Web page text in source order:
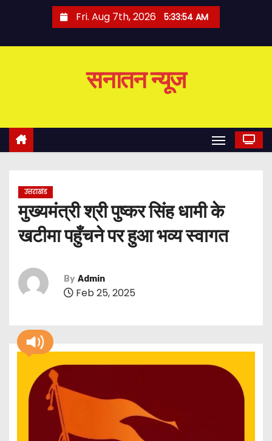
o
Fri. Aug 7th, 2026 5:33:54 AM
सनातन न्यूज
उत्तराखंड
मुख्यमंत्री श्री पुष्कर सिंह धामी के
खटीमा पहुँचने पर हुआ भव्य स्वागत
By Admin
Feb 25, 2025